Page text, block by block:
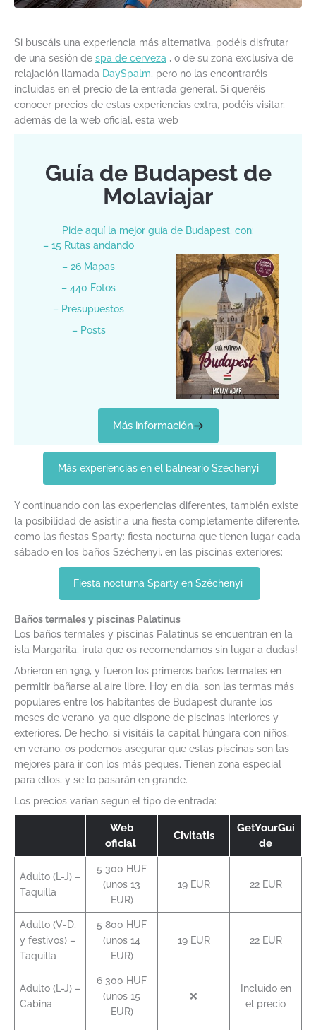
Si buscáis una experiencia más alternativa, podéis disfrutar
de una sesión de spa de cerveza , o de su zona exclusiva de
relajación llamada DaySpalm, pero no las encontraréis
incluidas en el precio de la entrada general. Si queréis
conocer precios de estas experiencias extra, podéis visitar,
además de la web oficial, esta web
Guía de Budapest de
Molaviajar
Pide aquí la mejor guía de Budapest, con:
– 15 Rutas andando
– 26 Mapas
– 440 Fotos
– Presupuestos
– Posts
Más información
Más experiencias en el balneario Széchenyi
Y continuando con las experiencias diferentes, también existe
la posibilidad de asistir a una fiesta completamente diferente,
como las fiestas Sparty: fiesta nocturna que tienen lugar cada
sábado en los baños Széchenyi, en las piscinas exteriores:
Fiesta nocturna Sparty en Széchenyi
Baños termales y piscinas Palatinus
Los baños termales y piscinas Palatinus se encuentran en la
isla Margarita, ¡ruta que os recomendamos sin lugar a dudas!
Abrieron en 1919, y fueron los primeros baños termales en
permitir bañarse al aire libre. Hoy en día, son las termas más
populares entre los habitantes de Budapest durante los
meses de verano, ya que dispone de piscinas interiores y
exteriores. De hecho, si visitáis la capital húngara con niños,
en verano, os podemos asegurar que estas piscinas son las
mejores para ir con los más peques. Tienen zona especial
para ellos, y se lo pasarán en grande.
Los precios varían según el tipo de entrada:
Web
oficial
Civitatis
GetYourGui
de
Adulto (L-J) –
Taquilla
5 300 HUF
(unos 13
EUR)
19 EUR 22 EUR
Adulto (V-D,
y festivos) –
Taquilla
5 800 HUF
(unos 14
EUR)
19 EUR 22 EUR
Adulto (L-J) –
Cabina
6 300 HUF
(unos 15
EUR)
❌
Incluido en
el precio